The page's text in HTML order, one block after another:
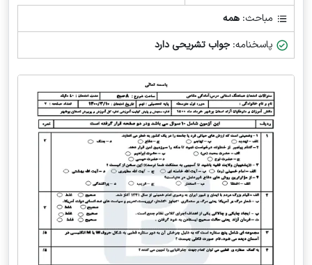
مباحث: همه
پاسخنامه: جواب تشریحی دارد